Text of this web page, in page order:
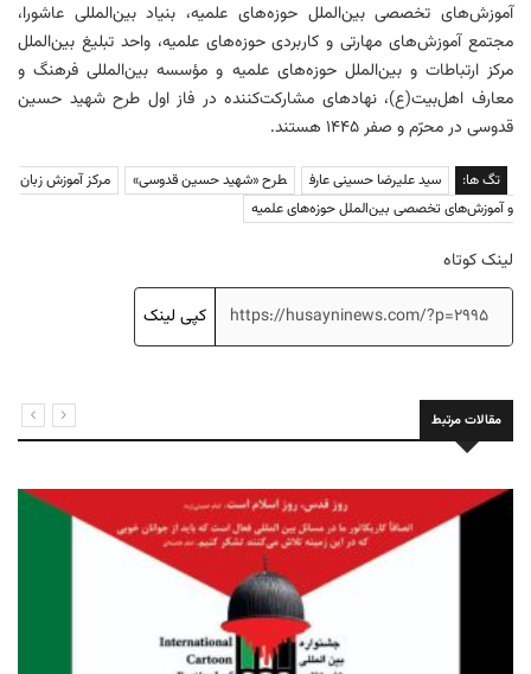
آموزش‌های تخصصی بین‌الملل حوزه‌های علمیه، بنیاد بین‌المللی عاشورا،
مجتمع آموزش‌های مهارتی و کاربردی حوزه‌های علمیه، واحد تبلیغ بین‌الملل
مرکز ارتباطات و بین‌الملل حوزه‌های علمیه و مؤسسه بین‌المللی فرهنگ و
معارف اهل‌بیت(ع)، نهادهای مشارکت‌کننده در فاز اول طرح شهید حسین
قدوسی در محرّم و صفر ١٤٤٥ هستند.
تگ ها: سید علیرضا حسینی عارف طرح «شهید حسین قدوسی»
مرکز آموزش زبان
و آموزش‌های تخصصی بین‌الملل حوزه‌های علمیه
لینک کوتاه
کپی لینک
مقالات مرتبط